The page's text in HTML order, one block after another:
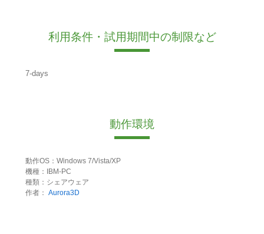
利用条件・試用期間中の制限など
7-days
動作環境
動作OS：Windows 7/Vista/XP
機種：IBM-PC
種類：シェアウェア
作者： Aurora3D